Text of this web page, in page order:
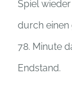
Spiel
durch einen
78. Minute
Endstand.